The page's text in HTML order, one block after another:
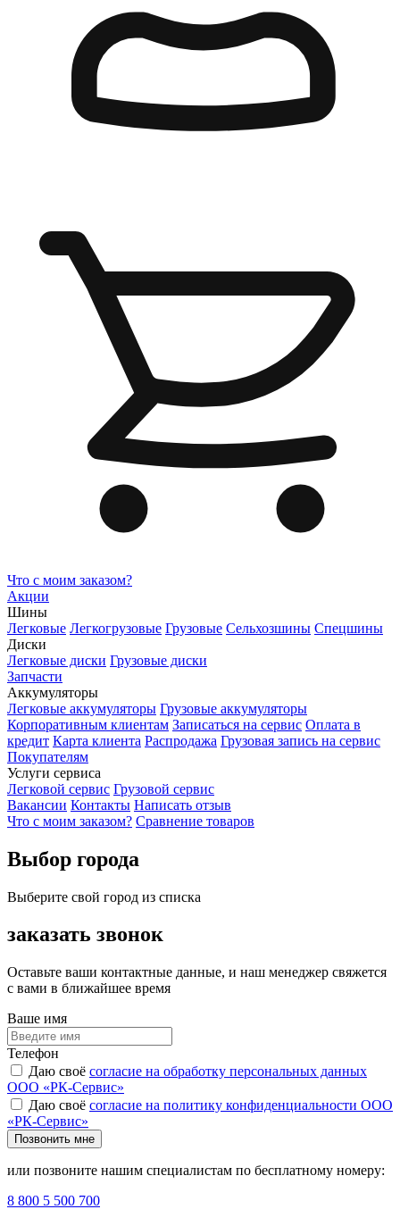
Что с моим заказом?
Акции
Шины
Легковые Легкогрузовые Грузовые Сельхозшины Спецшины
Диски
Легковые диски Грузовые диски
Запчасти
Аккумуляторы
Легковые аккумуляторы Грузовые аккумуляторы
Корпоративным клиентам Записаться на сервис Оплата в
кредит Карта клиента Распродажа Грузовая запись на сервис
Покупателям
Услуги сервиса
Легковой сервис Грузовой сервис
Вакансии Контакты Написать отзыв
Что с моим заказом? Сравнение товаров
Выбор города
Выберите свой город из списка
заказать звонок
Оставьте ваши контактные данные, и наш менеджер свяжется
с вами в ближайшее время
Ваше имя
Телефон
Даю своё согласие на обработку персональных данных
ООО «РК-Сервис»
Даю своё согласие на политику конфиденциальности ООО
«РК-Сервис»
Позвонить мне
или позвоните нашим специалистам по бесплатному номеру:
8 800 5 500 700